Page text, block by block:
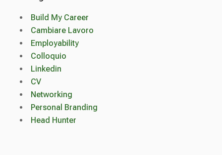
Build My Career
Cambiare Lavoro
Employability
Colloquio
Linkedin
CV
Networking
Personal Branding
Head Hunter